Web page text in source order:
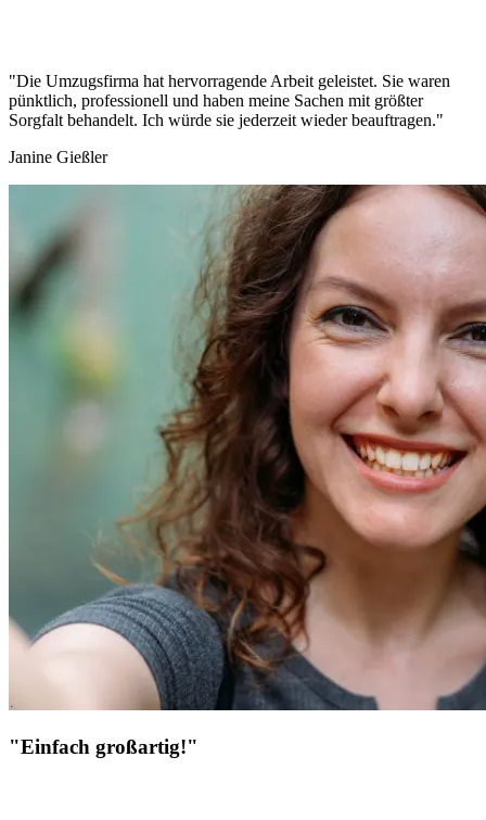
"Die Umzugsfirma hat hervorragende Arbeit geleistet. Sie waren
pünktlich, professionell und haben meine Sachen mit größter
Sorgfalt behandelt. Ich würde sie jederzeit wieder beauftragen."
Janine Gießler
"Einfach großartig!"